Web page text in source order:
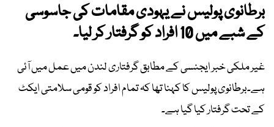
برطانوی پولیس نے یہودی مقامات کی جاسوسی
کے شبے میں 10 افراد کو گرفتار کر لیا۔
غیر ملکی خبر ایجنسی کے مطابق گرفتاری لندن میں عمل میں آئی
ہے۔برطانوی پولیس کا کہنا تھا کہ تمام افراد کو قومی سلامتی ایکٹ
کے تحت گرفتار کیا گیا ہے۔